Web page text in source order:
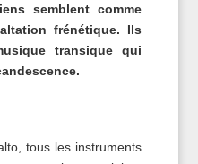
semblent comme
frénétique. Ils
transique qui
tous les instruments